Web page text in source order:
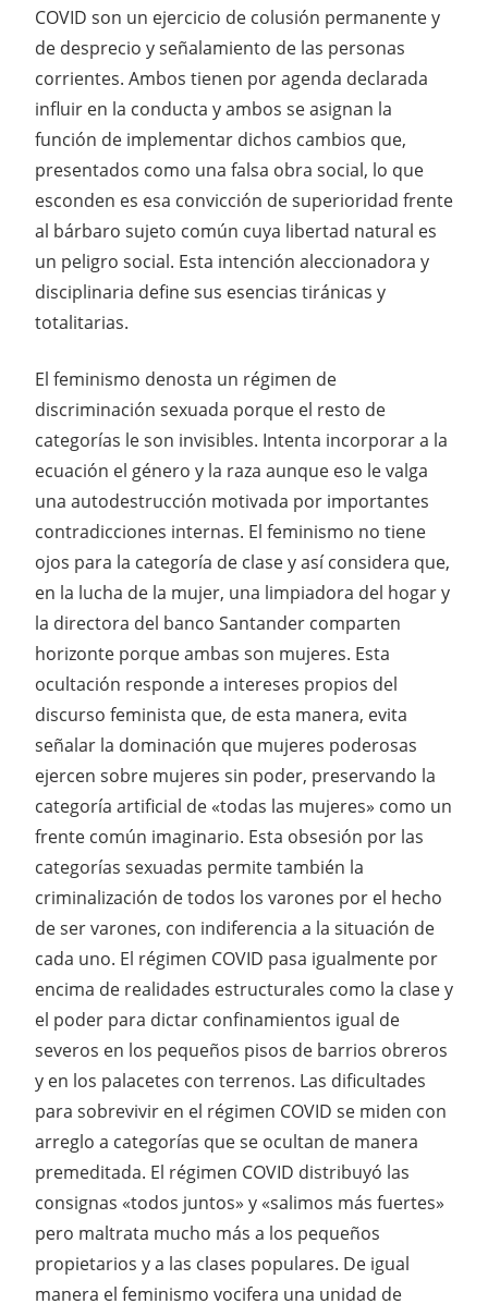
COVID son un ejercicio de colusión permanente y
de desprecio y señalamiento de las personas
corrientes. Ambos tienen por agenda declarada
influir en la conducta y ambos se asignan la
función de implementar dichos cambios que,
presentados como una falsa obra social, lo que
esconden es esa convicción de superioridad frente
al bárbaro sujeto común cuya libertad natural es
un peligro social. Esta intención aleccionadora y
disciplinaria define sus esencias tiránicas y
totalitarias.
El feminismo denosta un régimen de
discriminación sexuada porque el resto de
categorías le son invisibles. Intenta incorporar a la
ecuación el género y la raza aunque eso le valga
una autodestrucción motivada por importantes
contradicciones internas. El feminismo no tiene
ojos para la categoría de clase y así considera que,
en la lucha de la mujer, una limpiadora del hogar y
la directora del banco Santander comparten
horizonte porque ambas son mujeres. Esta
ocultación responde a intereses propios del
discurso feminista que, de esta manera, evita
señalar la dominación que mujeres poderosas
ejercen sobre mujeres sin poder, preservando la
categoría artificial de «todas las mujeres» como un
frente común imaginario. Esta obsesión por las
categorías sexuadas permite también la
criminalización de todos los varones por el hecho
de ser varones, con indiferencia a la situación de
cada uno. El régimen COVID pasa igualmente por
encima de realidades estructurales como la clase y
el poder para dictar confinamientos igual de
severos en los pequeños pisos de barrios obreros
y en los palacetes con terrenos. Las dificultades
para sobrevivir en el régimen COVID se miden con
arreglo a categorías que se ocultan de manera
premeditada. El régimen COVID distribuyó las
consignas «todos juntos» y «salimos más fuertes»
pero maltrata mucho más a los pequeños
propietarios y a las clases populares. De igual
manera el feminismo vocifera una unidad de